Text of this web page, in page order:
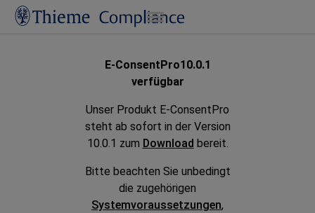
Zu Hauptinhalt springen
E-ConsentPro10.0.1
verfügbar
Unser Produkt E-ConsentPro
steht ab sofort in der Version
10.0.1 zum Download bereit.
Bitte beachten Sie unbedingt
die zugehörigen
Systemvoraussetzungen,